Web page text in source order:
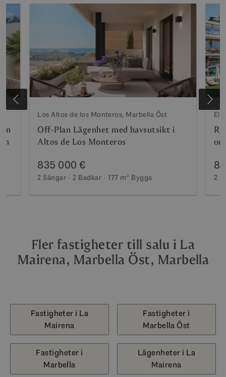
Los Altos de los Monteros, Marbella Öst
Off-Plan Lägenhet med havsutsikt i
Altos de Los Monteros
835 000 €
2 Sängar 2 Badkar 177 m² Bygga 2
Fler fastigheter till salu i La
Mairena, Marbella Öst, Marbella
Fastigheter i La
Mairena
Fastigheter i
Marbella Öst
Fastigheter i
Marbella
Lägenheter i La
Mairena